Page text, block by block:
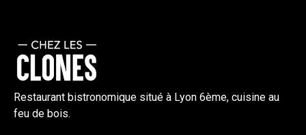
Restaurant bistronomique situé à Lyon 6ème, cuisine au
feu de bois.